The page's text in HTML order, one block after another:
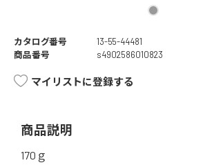
カタログ番号
13-55-44481
商品番号
s4902586010823
マイリストに登録する
商品説明
170ｇ